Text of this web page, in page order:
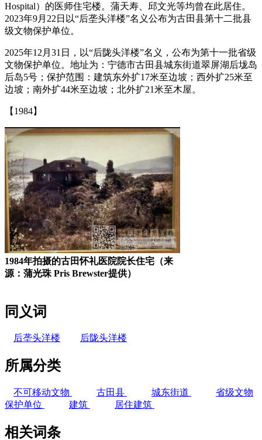
Hospital）的医师住宅楼。蒲天寿、邱文光等均曾在此居住。
2023年9月22日以“后垄头洋楼”名义公布为古田县第十二批县
级文物保护单位。
2025年12月31日，以“后陇头洋楼”名义，公布为第十一批省级
文物保护单位。地址为：宁德市古田县城东街道翠屏湖后垅岛
后岛5号；保护范围：建筑东外扩17米至边坡；西外扩25米至
边坡；南外扩44米至边坡；北外扩21米至木屋。
【1984】
1984年拍摄的古田怀礼医院院长住宅（来
源：蒲光珠 Pris Brewster提供）
同义词
后垄头洋楼 后陇头洋楼
所属分类
不可移动文物 古田县 城东街道
省级文物
保护单位
建筑 居住建筑
相关词条